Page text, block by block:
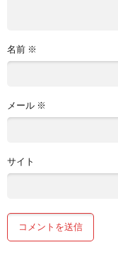
名前 ※
メール ※
サイト